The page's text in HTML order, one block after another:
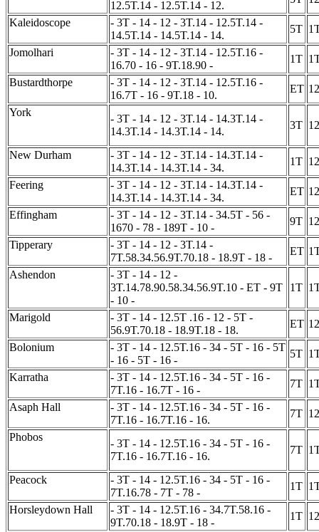
12.5T.14 - 12.5T.14 - 12.
Kaleidoscope
- 3T - 14 - 12 - 3T.14 - 12.5T.14 -
14.5T.14 - 14.5T.14 - 14.
5T
Jomolhari
- 3T - 14 - 12 - 3T.14 - 12.5T.16 -
16.70 - 16 - 9T.18.90 -
1T
Bustardthorpe
- 3T - 14 - 12 - 3T.14 - 12.5T.16 -
16.7T - 16 - 9T.18 - 10.
ET 12
York
- 3T - 14 - 12 - 3T.14 - 14.3T.14 -
14.3T.14 - 14.3T.14 - 14.
3T 12
New Durham
- 3T - 14 - 12 - 3T.14 - 14.3T.14 -
14.3T.14 - 14.3T.14 - 34.
1T 12
Feering
- 3T - 14 - 12 - 3T.14 - 14.3T.14 -
14.3T.14 - 14.3T.14 - 34.
ET 12
Effingham
- 3T - 14 - 12 - 3T.14 - 34.5T - 56 -
1670 - 78 - 189T - 10 -
9T 12
Tipperary
- 3T - 14 - 12 - 3T.14 -
7T.58.34.56.9T.70.18 - 18.9T - 18 -
ET
Ashendon
- 3T - 14 - 12 -
3T.14.78.90.58.34.56.9T.10 - ET - 9T
- 10 -
1T
Marigold
- 3T - 14 - 12.5T .16 - 12 - 5T -
56.9T.70.18 - 18.9T.18 - 18.
ET 12
Bolonium
- 3T - 14 - 12.5T.16 - 34 - 5T - 16 - 5T
- 16 - 5T - 16 -
5T
Karratha
- 3T - 14 - 12.5T.16 - 34 - 5T - 16 -
7T.16 - 16.7T - 16 -
7T
Asaph Hall
- 3T - 14 - 12.5T.16 - 34 - 5T - 16 -
7T.16 - 16.7T.16 - 16.
7T 12
Phobos
- 3T - 14 - 12.5T.16 - 34 - 5T - 16 -
7T.16 - 16.7T.16 - 16.
7T
Peacock
- 3T - 14 - 12.5T.16 - 34 - 5T - 16 -
7T.16.78 - 7T - 78 -
1T
Horsleydown Hall
- 3T - 14 - 12.5T.16 - 34.7T.58.16 -
9T.70.18 - 18.9T - 18 -
1T 12